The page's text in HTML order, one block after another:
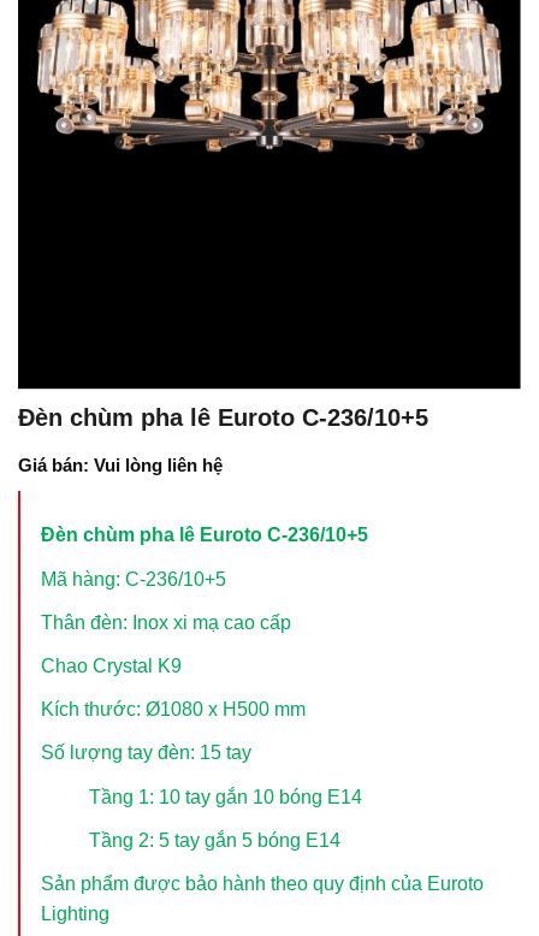
Đèn chùm pha lê Euroto C-236/10+5
Giá bán: Vui lòng liên hệ
Đèn chùm pha lê Euroto C-236/10+5
Mã hàng: C-236/10+5
Thân đèn: Inox xi mạ cao cấp
Chao Crystal K9
Kích thước: Ø1080 x H500 mm
Số lượng tay đèn: 15 tay
Tầng 1: 10 tay gắn 10 bóng E14
Tầng 2: 5 tay gắn 5 bóng E14
Sản phẩm được bảo hành theo quy định của Euroto
Lighting